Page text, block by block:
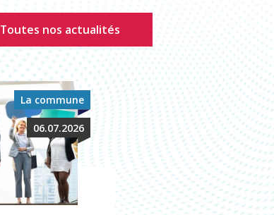
Toutes nos actualités
06.07.2026
La commune